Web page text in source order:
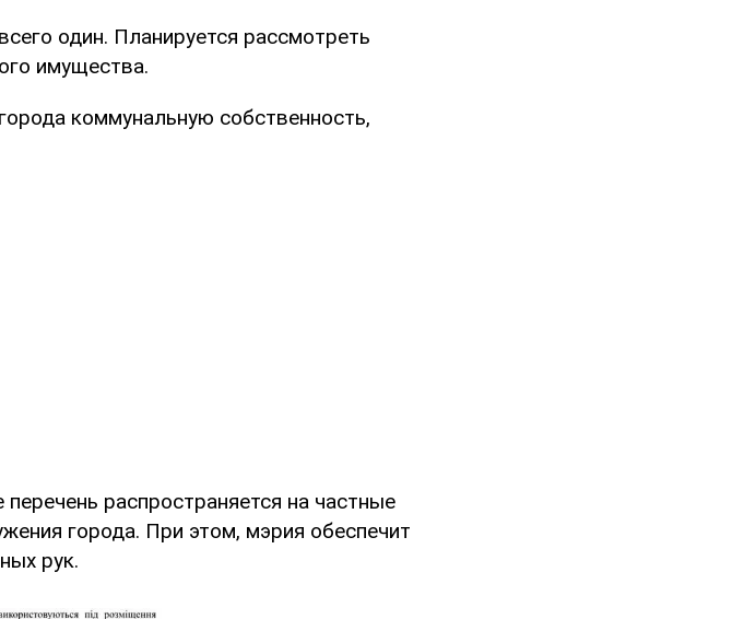
один. Планируется рассмотреть
имущества.
коммунальную собственность,
распространяется на частные
города. При этом, мэрия обеспечит
рук.